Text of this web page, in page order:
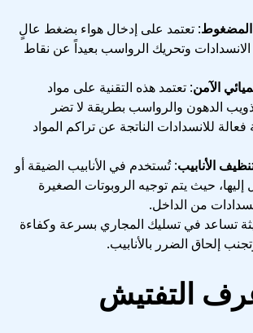
المضغوط: تعتمد على إدخال هواء بضغط عالٍ
الانسدادات وتحريك الرواسب بعيداً عن نقاط
الآمن: تعتمد هذه التقنية على مواد
الدهون والرواسب بطريقة لا تضر
فعالة للانسدادات الناتجة عن تراكم المواد
الأنابيب: تُستخدم في الأنابيب الضيقة أو
حيث يتم توجيه الروبوتات الصغيرة
من الداخل.
تساعد في تسليك المجاري بسرعة وكفاءة
إلحاق الضرر بالأنابيب.
التفتيش